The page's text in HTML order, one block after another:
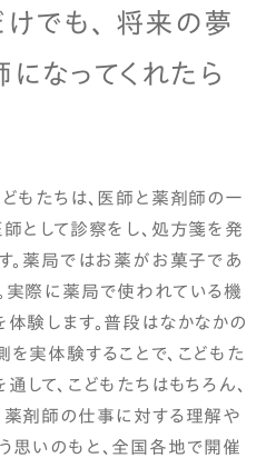
でも、 将来の夢
なってくれたら
もたちは、医師と薬剤師の一
師として診察をし、処方箋を発
。薬局ではお薬がお菓子であ
実際に薬局で使われている機
体験します。普段はなかなかの
実体験することで、こどもた
して、こどもたちはもちろん、
薬剤師の仕事に対する理解や
思いのもと、全国各地で開催